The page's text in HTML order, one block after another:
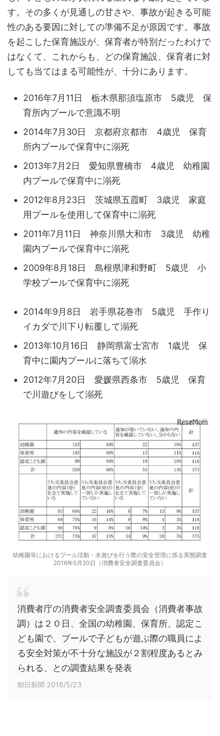
す。その多くが見通しの甘さや、事故が起きる可能
性のある要因に対しての準備不足が原因です。事故
を起こした保育施設が、保育者が特別だったわけで
はなくて、これからも、どの保育施設、保育者に対
しても当てはまる可能性が、十分にあります。
2016年7月11日 栃木県那須塩原市 5歳児 保
育所内プールで意識不明
2014年7月30日 京都府京都市 4歳児 保育
所内プールで保育中に溺死
2013年7月2日 愛知県豊橋市 4歳児 幼稚園
内プールで保育中に溺死
2012年8月23日 茨城県五霞町 3歳児 家庭
用プールを使用して保育中に溺死
2011年7月11日 神奈川県大和市 3歳児 幼稚
園内プールで保育中に溺死
2009年8月18日 島根県津和野町 5歳児 小
学校プールで保育中に溺死
2014年9月8日 岩手県花巻市 5歳児 手作り
イカダで川下り転覆して溺死
2013年10月16日 静岡県富士宮市 1歳児 保
育中に園内プールに落ちて溺水
2012年7月20日 愛媛県西条市 5歳児 保育
で川遊びをして溺死
幼稚園等におけるプール活動・水遊びを行う際の安全管理に係る実態調査
2016年5月20日（消費者安全調査委員会）
消費者庁の消費者安全調査委員会（消費者事故
調）は２０日、全国の幼稚園、保育所、認定こ
ども園で、プールで子どもが遊ぶ際の職員によ
る安全対策が不十分な施設が２割程度あるとみ
られる、との調査結果を発表
朝日新聞 2016/5/23